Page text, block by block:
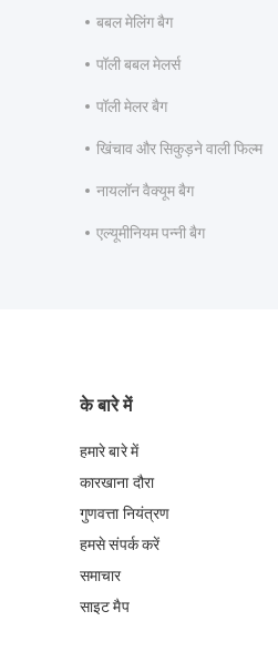
बबल मेलिंग बैग
पॉली बबल मेलर्स
पॉली मेलर बैग
खिंचाव और सिकुड़ने वाली फिल्म
नायलॉन वैक्यूम बैग
एल्यूमीनियम पन्नी बैग
के बारे में
हमारे बारे में
कारखाना दौरा
गुणवत्ता नियंत्रण
हमसे संपर्क करें
समाचार
साइट मैप